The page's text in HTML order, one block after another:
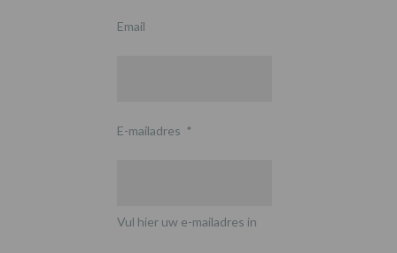
Email
E-mailadres *
Vul hier uw e-mailadres in